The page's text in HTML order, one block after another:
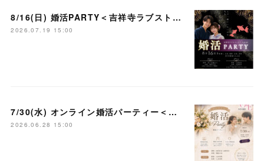
8/16(日) 婚活PARTY＜吉祥寺ラブストーリー＞
2026.07.19 15:00
7/30(水) オンライン婚活パーティー＜大宮ラブストーリー＞
2026.06.28 15:00